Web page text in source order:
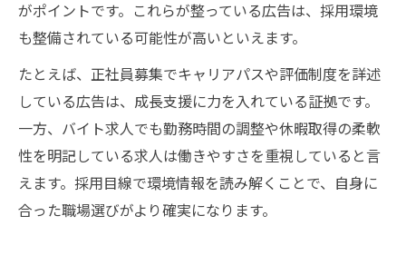
がポイントです。これらが整っている広告は、採用環境
も整備されている可能性が高いといえます。
たとえば、正社員募集でキャリアパスや評価制度を詳述
している広告は、成長支援に力を入れている証拠です。
一方、バイト求人でも勤務時間の調整や休暇取得の柔軟
性を明記している求人は働きやすさを重視していると言
えます。採用目線で環境情報を読み解くことで、自身に
合った職場選びがより確実になります。